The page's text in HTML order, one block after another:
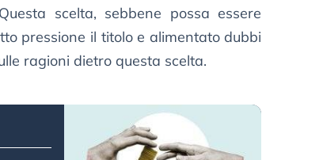
scelta, sebbene possa essere
pressione il titolo e alimentato dubbi
ragioni dietro questa scelta.